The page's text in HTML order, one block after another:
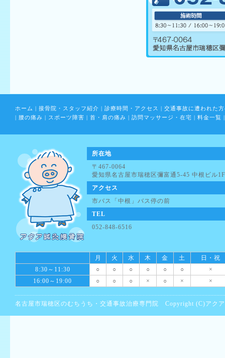
ホーム | 接骨院・スタッフ紹介 | 診療時間・アクセス | 交通事故に遭われた
| 腰の痛み | スポーツ障害 | 首・肩の痛み | 訪問マッサージ・在宅 | 料金一覧 |
所在地
〒467-0064
愛知県名古屋市瑞穂区彌富通5-45 中根ビル1F
アクセス
市バス「中根」バス停の前
TEL
052-848-6516
月 火 水 木 金 土
日・祝
8:30～11:30
○ ○ ○ ○ ○ ○
×
16:00～19:00
○ ○ ○ × ○ × ×
名古屋市瑞穂区のむちうち・交通事故治療専門院 Copyright (C)アク